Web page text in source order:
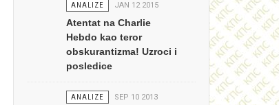
ANALIZE JAN 12 2015
Atentat na Charlie
Hebdo kao teror
obskurantizma! Uzroci i
posledice
ANALIZE SEP 10 2013